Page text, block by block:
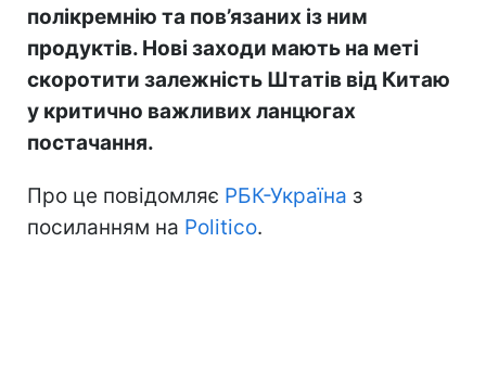
полікремнію та пов’язаних із ним
продуктів. Нові заходи мають на меті
скоротити залежність Штатів від Китаю
у критично важливих ланцюгах
постачання.
Про це повідомляє РБК-Україна з
посиланням на Politico.